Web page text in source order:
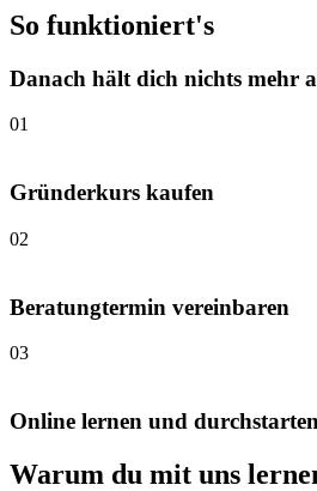
So funktioniert's
Danach hält dich nichts mehr
01
Gründerkurs kaufen
02
Beratungtermin vereinbaren
03
Online lernen und durchstarten
Warum du mit uns